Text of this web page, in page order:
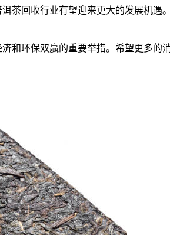
茶回收行业有望迎来更大的发展机遇
和环保双赢的重要举措。希望更多